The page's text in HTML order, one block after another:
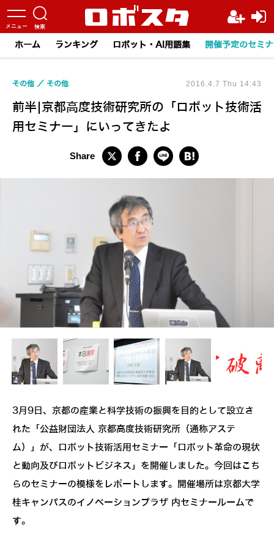
ホーム ランキング ロボット・AI用語集 開催予定のセミ
前半|京都高度技術研究所の「ロボット技術活
用セミナー」にいってきたよ
その他 その他 2016.4.7 Thu 14:43
3月9日、京都の産業と科学技術の振興を目的として設立さ
れた「公益財団法人 京都高度技術研究所（通称アステ
ム）」が、ロボット技術活用セミナー「ロボット革命の現状
と動向及びロボットビジネス」を開催しました。今回はこち
らのセミナーの模様をレポートします。開催場所は京都大学
桂キャンパスのイノベーションプラザ 内セミナールームで
す。